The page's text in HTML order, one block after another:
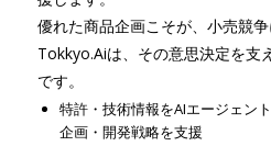
優れた商品企画こそが、小売競争
Tokkyo.Aiは、その意思決定を支
です。
特許・技術情報をAIエージェン
企画・開発戦略を支援